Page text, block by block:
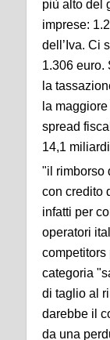
più alto del
imprese:
dell’Iva. Ci
1.306 euro.
la
la
spread
14,1
"il rimborso
con credito
infatti per
operatori
competitors
categoria
di taglio al
darebbe il
da una